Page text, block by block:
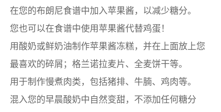
在您的布朗尼食谱中加入苹果酱，以减少糖分。
您也可以在食谱中使用苹果酱代替鸡蛋！
用酸奶或鲜奶油制作苹果酱冻糕，并在上面放上您
最喜欢的碎屑；格兰诺拉麦片、全麦饼干等。
用于制作慢煮肉类，包括猪排、牛腩、鸡肉等。
混入您的早晨酸奶中自然变甜，不添加任何糖分